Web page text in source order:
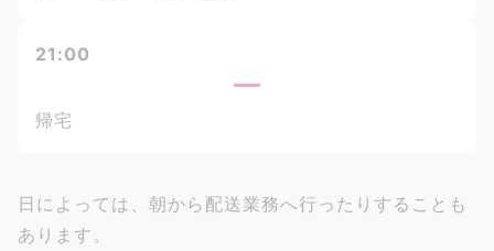
21:00
帰宅
日によっては、朝から配送業務へ行ったりすることも
あります。